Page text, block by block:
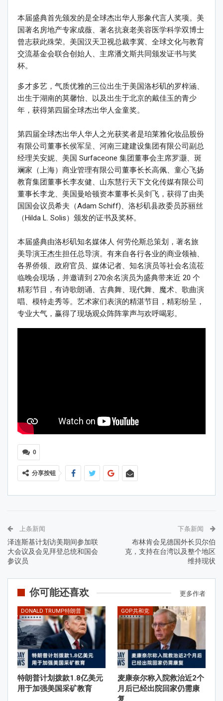
本届盛典首先颁发的是全球杰出华人形象代言人奖项。美
国著名房地产专家成薇、著名抗衰老美容医学科学双博士
曾志获此殊荣。美国汉天卫视总裁李冀、全球文化与教育
交流基金会联合创始人、主席潘文斯共同颁发证书与奖
杯。
多才多艺，气质优雅的三位出生于美国洛杉矶的罗梓涵、
出生于湖南的莫馨怡、以及出生于北京的戴佳玉的青少
年，获得第四届全球杰出华人金童奖。
第四届全球杰出华人华人之光获奖者是珀莱雅化妆品股份
有限公司董事长侯军呈、河南三建建设集团有限公司副总
经理关安妮、美国 Surfaceone 集团董事会主席罗灏、斑
斓家（上海）商业管理有限公司董事长长高佩、童心飞扬
教育集团董事长李友健、山东慧行天下文化传媒有限公司
董事长李龙、美国曼哈顿资本董事长吴剑飞，获得了由美
国国会议员希夫（Adam Schiff)、洛杉矶县政委员苏丽丝
（Hilda L. Solis）颁发的证书及奖杯。
本届盛典由洛杉矶知名媒体人 何劳伦斯总策划，著名旅
美导演王杰生担任总导演。有来自各行各业的商业领袖、
各界侨领、政府官员、媒体记者、知名演员等社会名流莅
临晚会现场，并邀请到 270余名演员为盛典带来近 20 个
精彩节目，有诗歌朗诵、古典舞、现代舞、魔术、歌曲演
唱、模特走秀等。艺术家们表演的精湛节目，精彩纷呈，
专业大气，赢得了现场观众阵阵掌声与欢呼喝彩。
0
分享按钮
上条新闻
泽连斯基计划访美期间参加联
大会议及会见拜登总统和国会
参议员
下条新闻
布林肯会见德国外长贝尔伯
克，支持在台湾以及整个地区
维持现状
你可能还喜欢 更多作者
DONALD TRUMP特朗普
特朗普计划拨款1.8亿美元
用于加强美国采矿教育
GOP共和党
麦康奈尔称入院救治近2个
月后已经出院回家仍需康
复